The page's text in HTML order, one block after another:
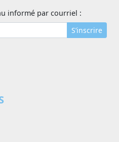
informé par courriel :
S’inscrire